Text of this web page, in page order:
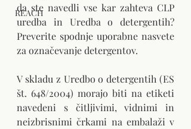
REACH
da ste navedli vse kar zahteva CLP
uredba in Uredba o detergentih?
Preverite spodnje uporabne nasvete
za označevanje detergentov.
V skladu z Uredbo o detergentih (ES
št. 648/2004) morajo biti na etiketi
navedeni s čitljivimi, vidnimi in
neizbrisnimi črkami na embalaži v